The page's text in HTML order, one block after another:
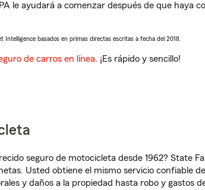
le ayudará a comenzar después de que haya
Intelligence basados en primas directas escritas a fecha del 2018.
de carros en línea. ¡Es rápido y sencillo!
seguro de motocicleta desde 1962? State
Usted obtiene el mismo servicio confiable
y daños a la propiedad hasta robo y gastos